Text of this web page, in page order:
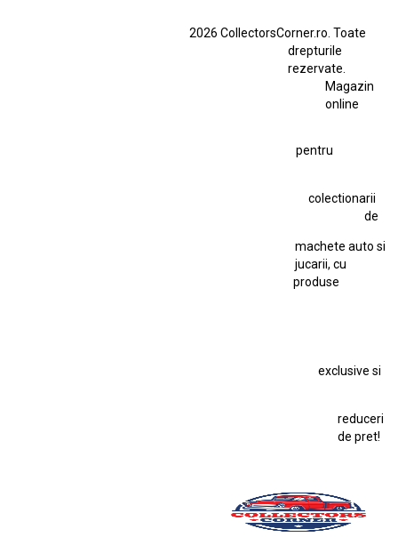
2026 CollectorsCorner.ro. Toate
drepturile
rezervate.
Magazin
online
pentru
colectionarii
de
machete auto si
jucarii, cu
produse
exclusive si
reduceri
de pret!